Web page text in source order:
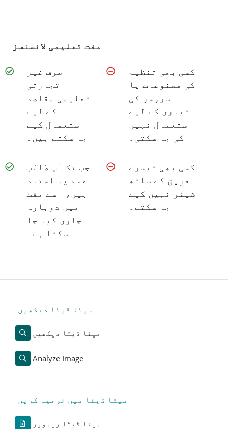
مفت تعلیمی لائسنسز
صرف غیر
تجارتی
تعلیمی مقاصد
کے لیے
استعمال کیے
جا سکتے ہیں۔
جب تک آپ طالب
علم یا استاد
ہیں، اسے مفت
میں دوبارہ
جاری کیا جا
سکتا ہے۔
کسی بھی تنظیم
کی مصنوعات یا
سروسز کی
تیاری کے لیے
استعمال نہیں
کی جا سکتی۔
کسی بھی تیسرے
فریق کے ساتھ
شیئر نہیں کیے
جا سکتے۔
میٹا ڈیٹا دیکھیں
میٹا ڈیٹا دیکھیں
Analyze Image
میٹا ڈیٹا میں ترمیم کریں
میٹا ڈیٹا ریموور